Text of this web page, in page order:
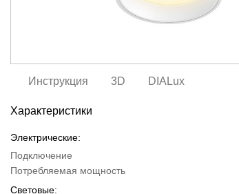
Инструкция 3D DIALux
Характеристики
Электрические:
Подключение
Потребляемая мощность
Световые: